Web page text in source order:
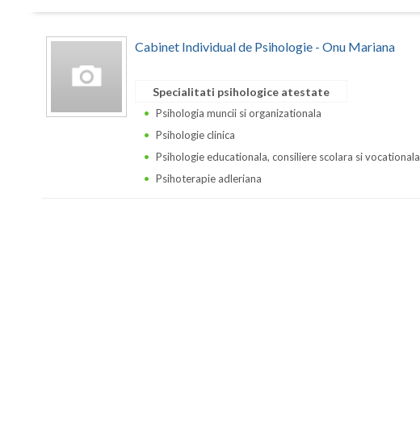
Cabinet Individual de Psihologie - Onu Mariana
Specialitati psihologice atestate
Psihologia muncii si organizationala
Psihologie clinica
Psihologie educationala, consiliere scolara si vocationala
Psihoterapie adleriana